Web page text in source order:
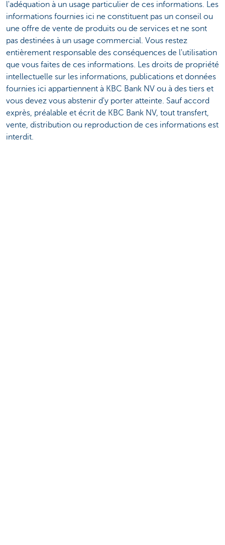
l'adéquation à un usage particulier de ces informations. Les
informations fournies ici ne constituent pas un conseil ou
une offre de vente de produits ou de services et ne sont
pas destinées à un usage commercial. Vous restez
entièrement responsable des conséquences de l'utilisation
que vous faites de ces informations. Les droits de propriété
intellectuelle sur les informations, publications et données
fournies ici appartiennent à KBC Bank NV ou à des tiers et
vous devez vous abstenir d'y porter atteinte. Sauf accord
exprès, préalable et écrit de KBC Bank NV, tout transfert,
vente, distribution ou reproduction de ces informations est
interdit.